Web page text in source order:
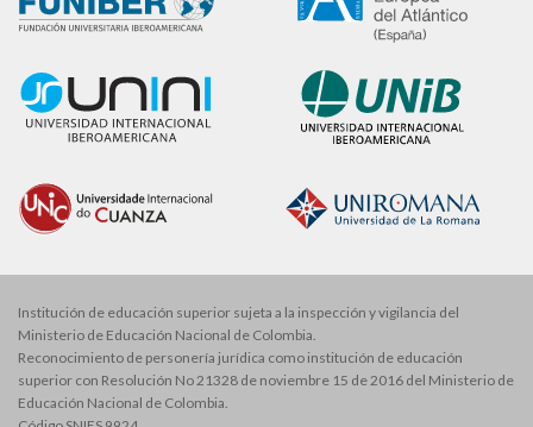
Institución de educación superior sujeta a la inspección y vigilancia del
Ministerio de Educación Nacional de Colombia.
Reconocimiento de personería jurídica como institución de educación
superior con Resolución No 21328 de noviembre 15 de 2016 del Ministerio de
Educación Nacional de Colombia.